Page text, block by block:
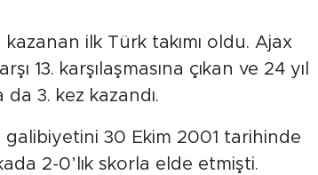
ilk Türk takımı oldu. Ajax
13. karşılaşmasına çıkan ve 24 yıl
3. kez kazandı.
galibiyetini 30 Ekim 2001 tarihinde
2-0’lık skorla elde etmişti.